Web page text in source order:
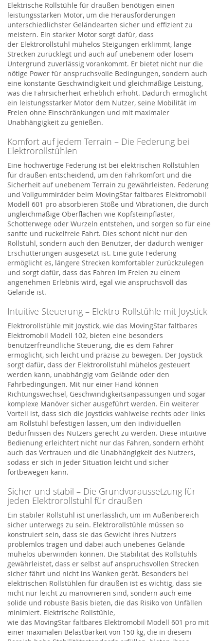
Elektrische Rollstühle für draußen benötigen einen
leistungsstarken Motor, um die Herausforderungen
unterschiedlichster Geländearten sicher und effizient zu
meistern. Ein starker Motor sorgt dafür, dass
der Elektrorollstuhl mühelos Steigungen erklimmt, lange
Strecken zurücklegt und auch auf unebenem oder losem
Untergrund zuverlässig vorankommt. Er bietet nicht nur die
nötige Power für anspruchsvolle Bedingungen, sondern auch
eine konstante Geschwindigkeit und gleichmäßige Leistung,
was die Fahrsicherheit erheblich erhöht. Dadurch ermöglicht
ein leistungsstarker Motor dem Nutzer, seine Mobilität im
Freien ohne Einschränkungen und mit maximaler
Unabhängigkeit zu genießen.
Komfort auf jedem Terrain – Die Federung bei
Elektrorollstühlen
Eine hochwertige Federung ist bei elektrischen Rollstühlen
für draußen entscheidend, um den Fahrkomfort und die
Sicherheit auf unebenem Terrain zu gewährleisten. Federung
und Vollgummiräder beim MovingStar faltbares Elektromobil
Modell 601 pro absorbieren Stöße und Vibrationen, die durch
ungleichmäßige Oberflächen wie Kopfsteinpflaster,
Schotterwege oder Wurzeln entstehen, und sorgen so für eine
sanfte und ruckelfreie Fahrt. Dies schont nicht nur den
Rollstuhl, sondern auch den Benutzer, der dadurch weniger
Erschütterungen ausgesetzt ist. Eine gute Federung
ermöglicht es, längere Strecken komfortabler zurückzulegen
und sorgt dafür, dass das Fahren im Freien zu einem
angenehmen Erlebnis wird, egal wie anspruchsvoll das
Gelände ist.
Intuitive Steuerung – Elektro Rollstühle mit Joystick
Elektrorollstühle mit Joystick, wie das MovingStar faltbares
Elektromobil Modell 102, bieten eine besonders
benutzerfreundliche Steuerung, die es dem Fahrer
ermöglicht, sich leicht und präzise zu bewegen. Der Joystick
sorgt dafür, dass der Elektrorollstuhl mühelos gesteuert
werden kann, unabhängig vom Gelände oder den
Fahrbedingungen. Mit nur einer Hand können
Richtungswechsel, Geschwindigkeitsanpassungen und sogar
komplexe Manöver sicher ausgeführt werden. Ein weiterer
Vorteil ist, dass sich die Joysticks wahlweise rechts oder links
am Rollstuhl befestigen lassen, um den individuellen
Bedürfnissen des Nutzers gerecht zu werden. Diese intuitive
Bedienung erleichtert nicht nur das Fahren, sondern erhöht
auch das Vertrauen und die Unabhängigkeit des Nutzers,
sodass er sich in jeder Situation leicht und sicher
fortbewegen kann.
Sicher und stabil – Die Grundvoraussetzung für
jeden Elektrorollstuhl für draußen
Ein stabiler Rollstuhl ist unerlässlich, um im Außenbereich
sicher unterwegs zu sein. Elektrorollstühle müssen so
konstruiert sein, dass sie das Gewicht ihres Nutzers
problemlos tragen und dabei auch unebenes Gelände
mühelos überwinden können. Die Stabilität des Rollstuhls
gewährleistet, dass er selbst auf anspruchsvollen Strecken
sicher fährt und nicht ins Wanken gerät. Besonders bei
elektrischen Rollstühlen für draußen ist es wichtig, dass sie
nicht nur leicht zu manövrieren sind, sondern auch eine
solide und robuste Basis bieten, die das Risiko von Unfällen
minimiert. Elektrische Rollstühle,
wie das MovingStar faltbares Elektromobil Modell 601 pro mit
einer maximalen Belastbarkeit von 150 kg, die in diesem